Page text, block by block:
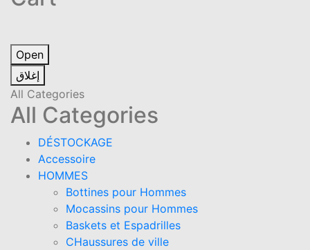
Open
إغلاق
All Categories
All Categories
DÉSTOCKAGE
Accessoire
HOMMES
Bottines pour Hommes
Mocassins pour Hommes
Baskets et Espadrilles
CHaussures de ville